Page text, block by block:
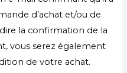
d’achat et/ou de
la confirmation de la
vous serez également
de votre achat.